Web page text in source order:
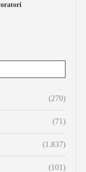
(270)
(71)
(1.837)
(101)